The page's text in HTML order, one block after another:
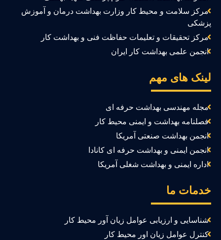
مرکز سلامت و محیط کار وزارت بهداشت درمان و آموزش
مرکز تحقیقات و تعلیمات حفاظت فنی و بهداشت کار
انجمن علمی بهداشت کار ایران
های مهم
مجله مهندسی بهداشت حرفه ای
فصلنامه بهداشت و ایمنی محیط کار
انجمن بهداشت صنعتی آمریکا
انجمن ایمنی و بهداشت حرفه ای کانادا
اداره ایمنی و بهداشت شغلی آمریکا
ما
شناسایی و ارزیابی عوامل زیان آور محیط کار
کنترل عوامل زیان اور محیط کار